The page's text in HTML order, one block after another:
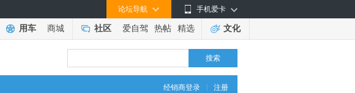
手机爱卡
论坛导航
用车 商城 社区 爱自驾 热帖 精选 文化
搜索
经销商登录 注册